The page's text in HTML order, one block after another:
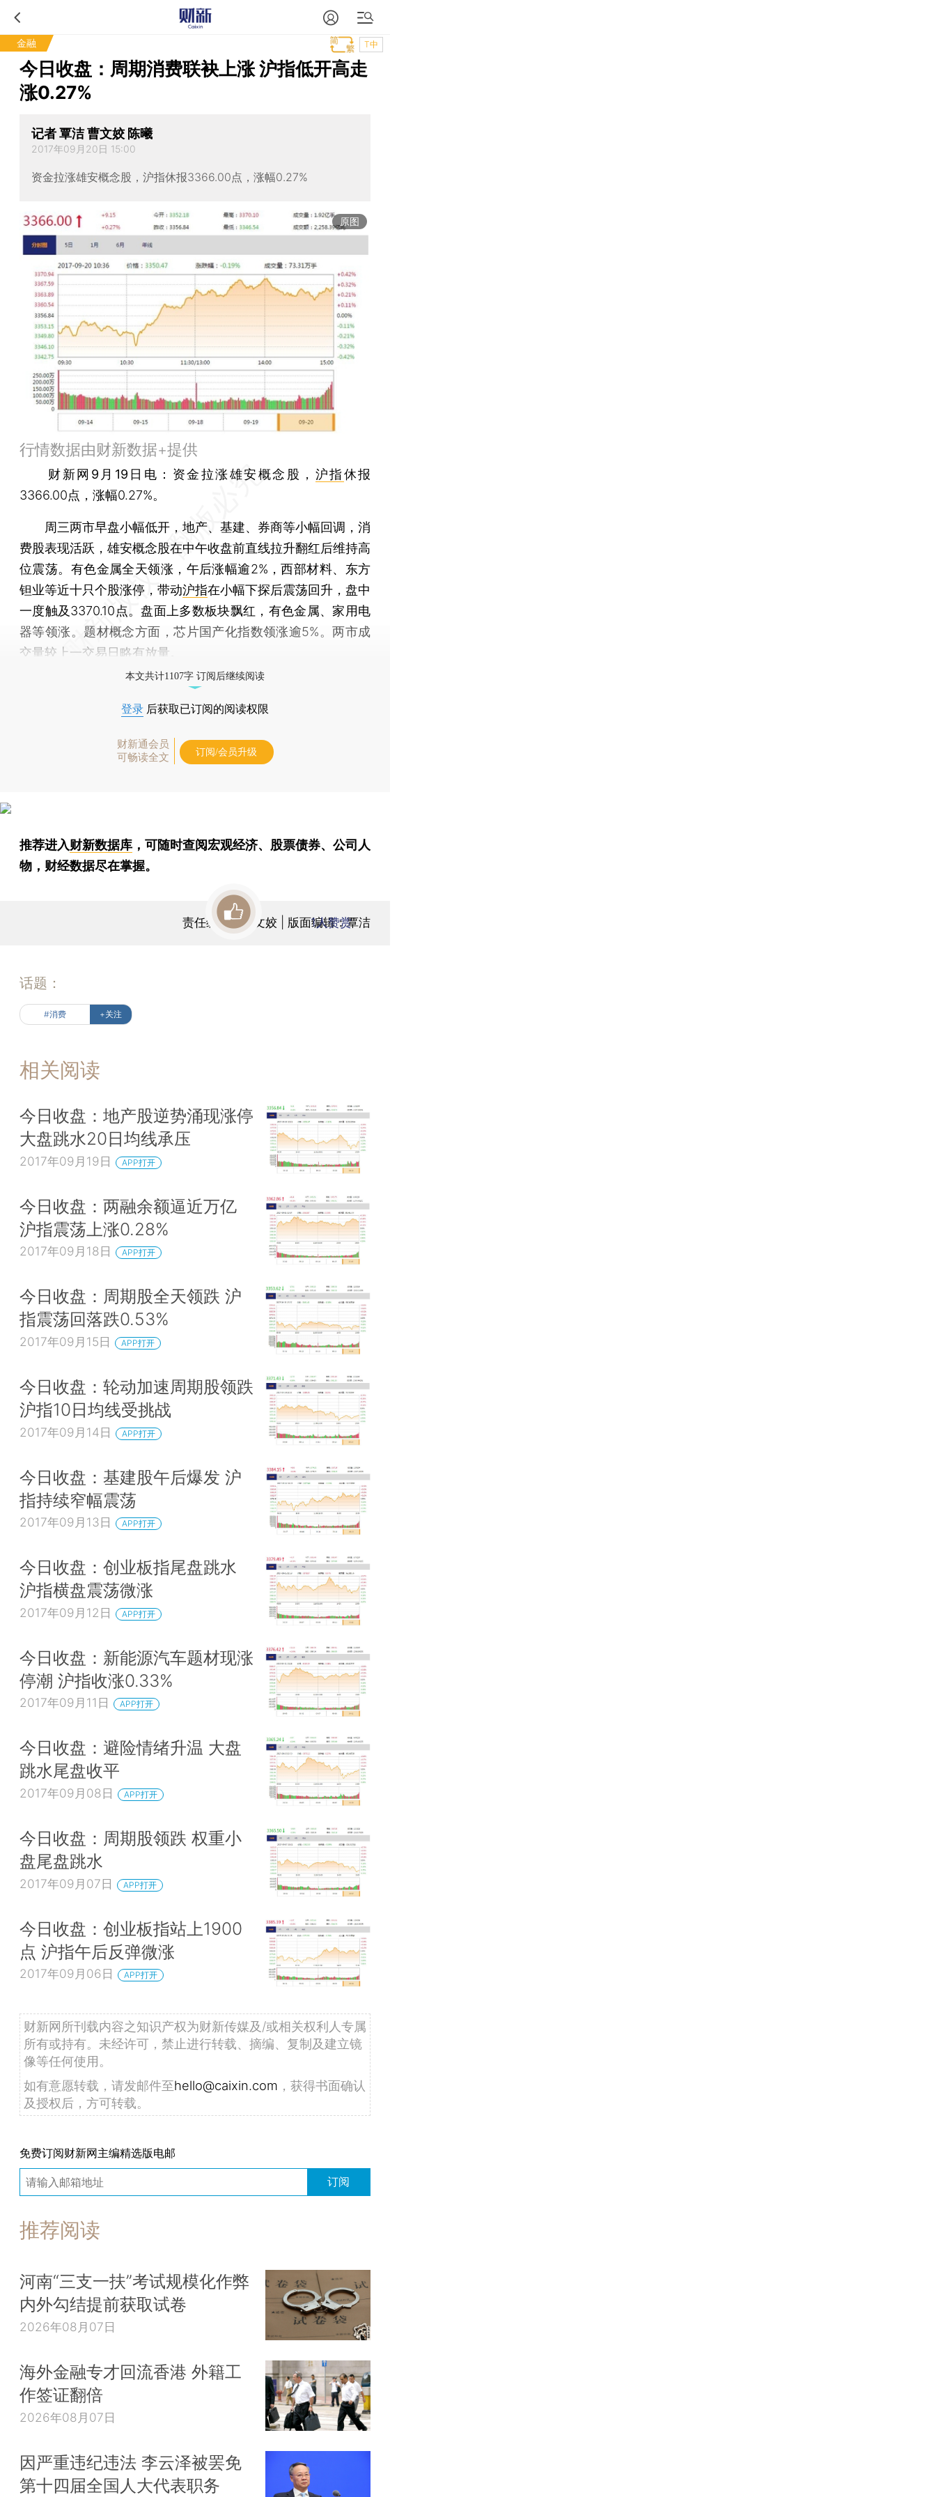
金融 T中
今日收盘：周期消费联袂上涨 沪指低开高走
涨0.27%
记者 覃洁 曹文姣 陈曦
2017年09月20日 15:00
资金拉涨雄安概念股，沪指休报3366.00点，涨幅0.27%
原图
行情数据由财新数据+提供
财新网9月19日电： 资金拉涨雄安概念股， 沪指休报
3366.00点，涨幅0.27%。
周三两市早盘小幅低开，地产、基建、券商等小幅回调，消
费股表现活跃，雄安概念股在中午收盘前直线拉升翻红后维持高
位震荡。有色金属全天领涨，午后涨幅逾2%，西部材料、东方
钽业等近十只个股涨停，带动沪指在小幅下探后震荡回升，盘中
一度触及3370.10点。盘面上多数板块飘红，有色金属、家用电
器等领涨。题材概念方面，芯片国产化指数领涨逾5%。两市成
交量较上一交易日略有放量。
本文共计1107字 订阅后继续阅读
登录 后获取已订阅的阅读权限
财新通会员
可畅读全文
订阅/会员升级
推荐进入财新数据库 ，可随时查阅宏观经济、股票债券、公司人
物，财经数据尽在掌握。
责任编辑：曹文姣 | 版面编辑：覃洁
1人赞赏
话题：
#消费 +关注
相关阅读
今日收盘：地产股逆势涌现涨停
大盘跳水20日均线承压
2017年09月19日 APP打开
今日收盘：两融余额逼近万亿
沪指震荡上涨0.28%
2017年09月18日 APP打开
今日收盘：周期股全天领跌 沪
指震荡回落跌0.53%
2017年09月15日 APP打开
今日收盘：轮动加速周期股领跌
沪指10日均线受挑战
2017年09月14日 APP打开
今日收盘：基建股午后爆发 沪
指持续窄幅震荡
2017年09月13日 APP打开
今日收盘：创业板指尾盘跳水
沪指横盘震荡微涨
2017年09月12日 APP打开
今日收盘：新能源汽车题材现涨
停潮 沪指收涨0.33%
2017年09月11日 APP打开
今日收盘：避险情绪升温 大盘
跳水尾盘收平
2017年09月08日 APP打开
今日收盘：周期股领跌 权重小
盘尾盘跳水
2017年09月07日 APP打开
今日收盘：创业板指站上1900
点 沪指午后反弹微涨
2017年09月06日 APP打开
财新网所刊载内容之知识产权为财新传媒及/或相关权利人专属
所有或持有。未经许可，禁止进行转载、摘编、复制及建立镜
像等任何使用。
如有意愿转载，请发邮件至hello@caixin.com ，获得书面确认
及授权后，方可转载。
免费订阅财新网主编精选版电邮
订阅
推荐阅读
河南“三支一扶”考试规模化作弊
内外勾结提前获取试卷
2026年08月07日
海外金融专才回流香港 外籍工
作签证翻倍
2026年08月07日
因严重违纪违法 李云泽被罢免
第十四届全国人大代表职务